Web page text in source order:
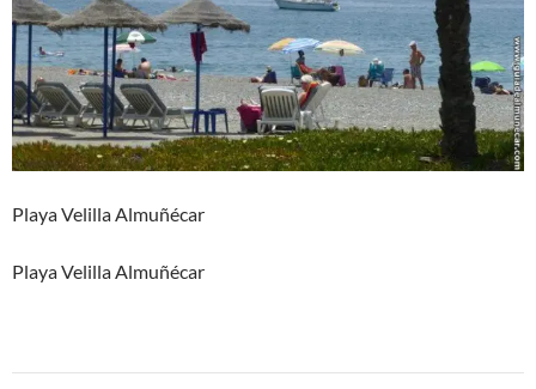
Playa Velilla Almuñécar
Playa Velilla Almuñécar